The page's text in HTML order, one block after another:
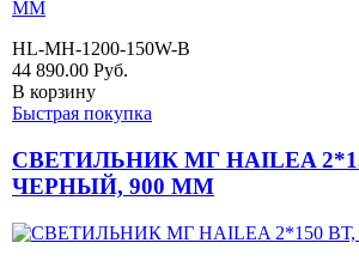
HL-MH-1200-150W-B
44 890.00 Руб.
В корзину
Быстрая покупка
СВЕТИЛЬНИК МГ HAILEA
ЧЕРНЫЙ, 900 ММ